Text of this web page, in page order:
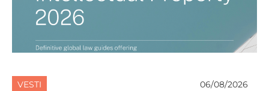
VESTI 06/08/2026